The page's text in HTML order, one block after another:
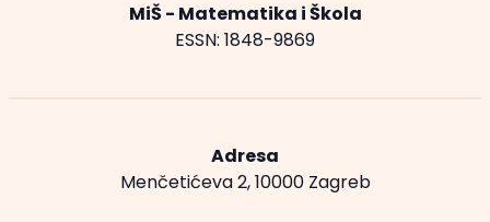
MiŠ - Matematika i Škola
ESSN: 1848-9869
Adresa
Menčetićeva 2, 10000 Zagreb